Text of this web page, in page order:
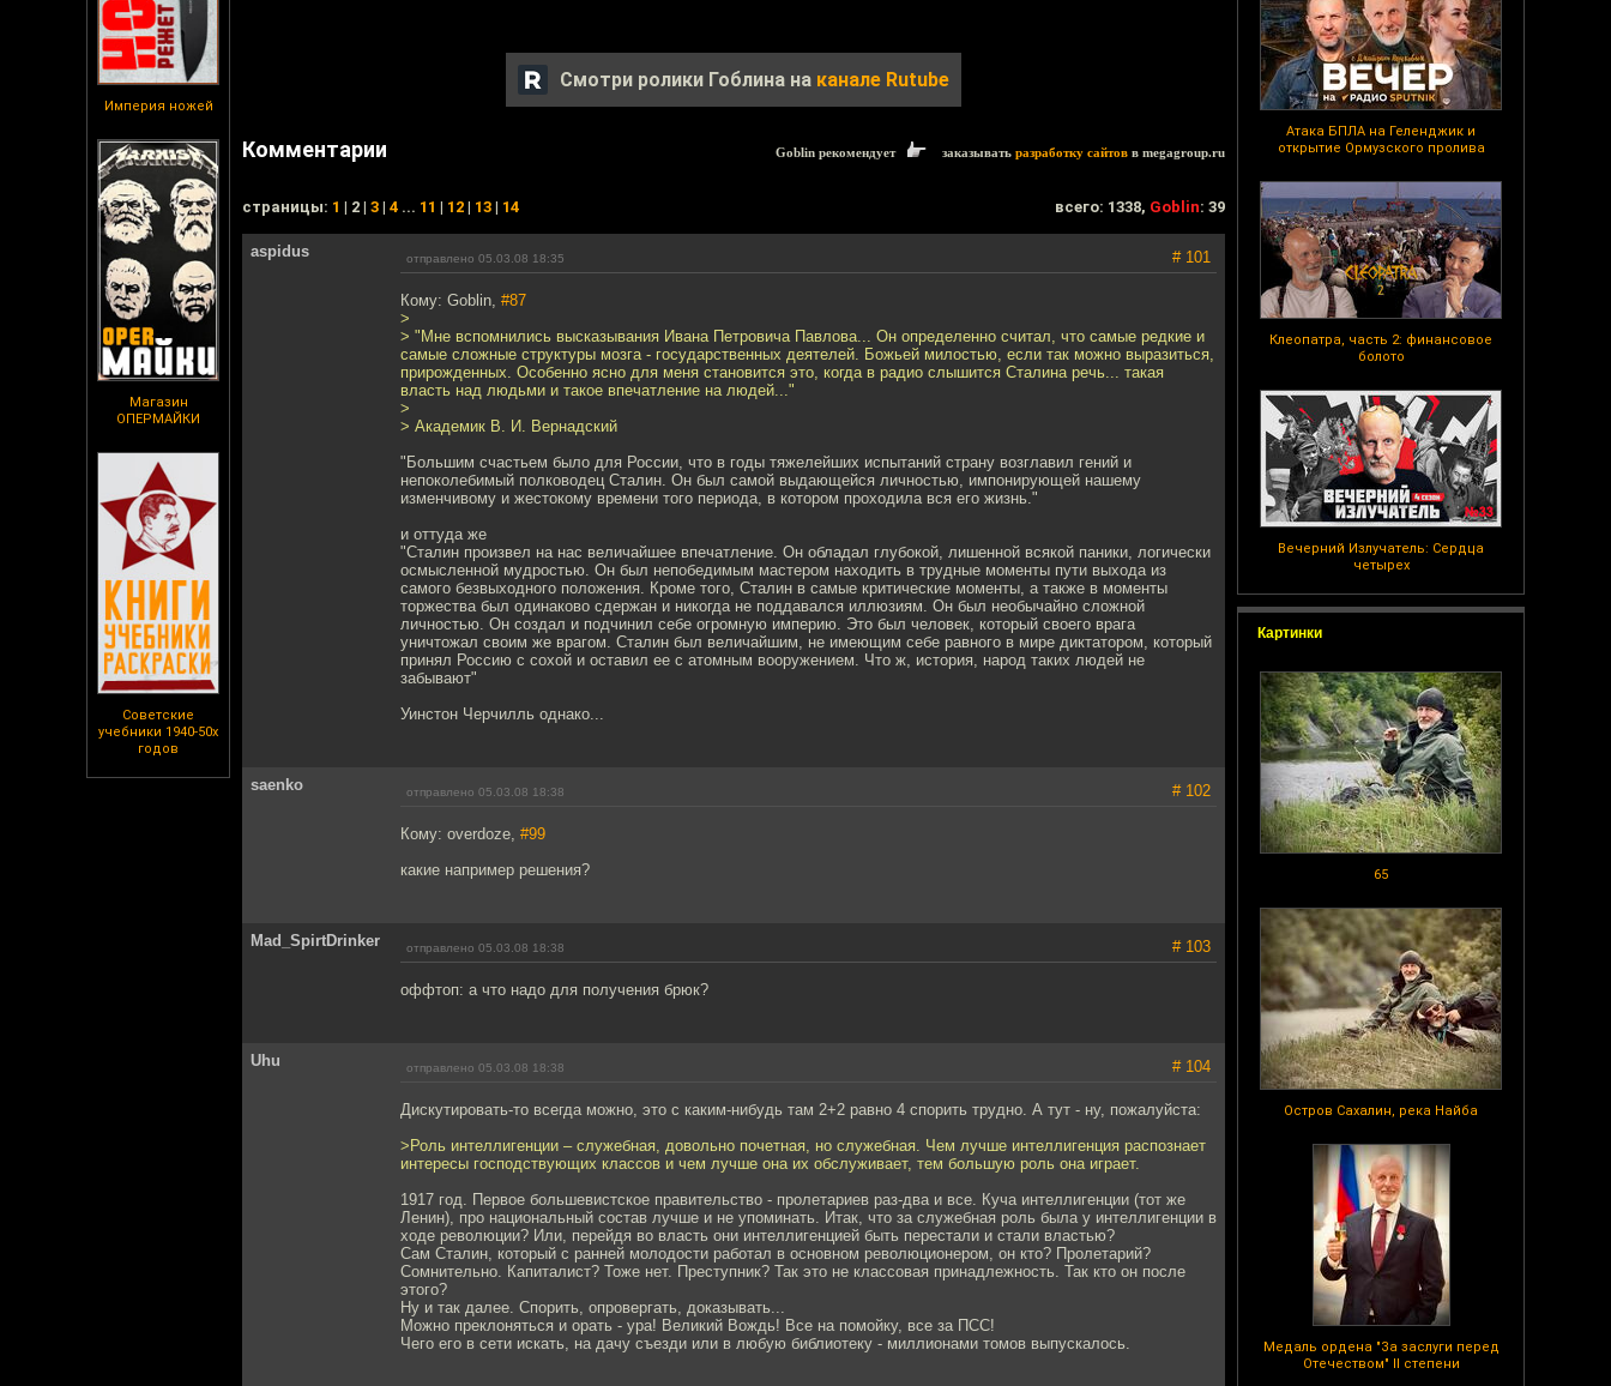
Империя ножей
Магазин
ОПЕРМАЙКИ
Советские
учебники 1940-50х
годов
Атака БПЛА на Геленджик и
открытие Ормузского пролива
Клеопатра, часть 2: финансовое
болото
Вечерний Излучатель: Сердца
четырех
Картинки
65
Остров Сахалин, река Найба
Медаль ордена "За заслуги перед
Отечеством" II степени
Смотри ролики Гоблина на канале Rutube
Комментарии Goblin рекомендует заказывать разработку сайтов в megagroup.ru
cтраницы: 1 | 2 | 3 | 4 ... 11 | 12 | 13 | 14 всего: 1338, Goblin: 39
aspidus отправлено 05.03.08 18:35 # 101
Кому: Goblin, #87
>
> "Мне вспомнились высказывания Ивана Петровича Павлова... Он определенно считал, что самые редкие и
самые сложные структуры мозга - государственных деятелей. Божьей милостью, если так можно выразиться,
прирожденных. Особенно ясно для меня становится это, когда в радио слышится Сталина речь... такая
власть над людьми и такое впечатление на людей..."
>
> Академик В. И. Вернадский
"Большим счастьем было для России, что в годы тяжелейших испытаний страну возглавил гений и
непоколебимый полководец Сталин. Он был самой выдающейся личностью, импонирующей нашему
изменчивому и жестокому времени того периода, в котором проходила вся его жизнь."
и оттуда же
"Сталин произвел на нас величайшее впечатление. Он обладал глубокой, лишенной всякой паники, логически
осмысленной мудростью. Он был непобедимым мастером находить в трудные моменты пути выхода из
самого безвыходного положения. Кроме того, Сталин в самые критические моменты, а также в моменты
торжества был одинаково сдержан и никогда не поддавался иллюзиям. Он был необычайно сложной
личностью. Он создал и подчинил себе огромную империю. Это был человек, который своего врага
уничтожал своим же врагом. Сталин был величайшим, не имеющим себе равного в мире диктатором, который
принял Россию с сохой и оставил ее с атомным вооружением. Что ж, история, народ таких людей не
забывают"
Уинстон Черчилль однако...
saenko отправлено 05.03.08 18:38 # 102
Кому: overdoze, #99
какие например решения?
Mad_SpirtDrinker отправлено 05.03.08 18:38 # 103
оффтоп: а что надо для получения брюк?
Uhu отправлено 05.03.08 18:38 # 104
Дискутировать-то всегда можно, это с каким-нибудь там 2+2 равно 4 спорить трудно. А тут - ну, пожалуйста:
>Роль интеллигенции – служебная, довольно почетная, но служебная. Чем лучше интеллигенция распознает
интересы господствующих классов и чем лучше она их обслуживает, тем большую роль она играет.
1917 год. Первое большевистское правительство - пролетариев раз-два и все. Куча интеллигенции (тот же
Ленин), про национальный состав лучше и не упоминать. Итак, что за служебная роль была у интеллигенции в
ходе революции? Или, перейдя во власть они интеллигенцией быть перестали и стали властью?
Сам Сталин, который с ранней молодости работал в основном революционером, он кто? Пролетарий?
Сомнительно. Капиталист? Тоже нет. Преступник? Так это не классовая принадлежность. Так кто он после
этого?
Ну и так далее. Спорить, опровергать, доказывать...
Можно преклоняться и орать - ура! Великий Вождь! Все на помойку, все за ПСС!
Чего его в сети искать, на дачу съезди или в любую библиотеку - миллионами томов выпускалось.